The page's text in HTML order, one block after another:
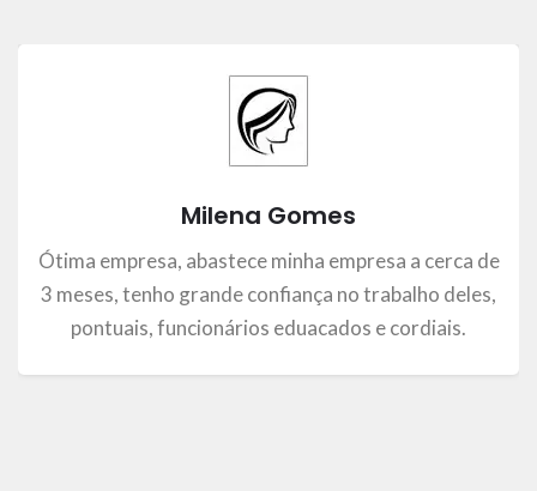
Milena Gomes
Ótima empresa, abastece minha empresa a cerca de
3 meses, tenho grande confiança no trabalho deles,
pontuais, funcionários eduacados e cordiais.